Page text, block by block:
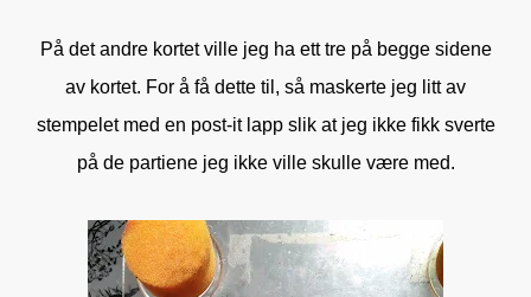
På det andre kortet ville jeg ha ett tre på begge sidene
av kortet. For å få dette til, så maskerte jeg litt av
stempelet med en post-it lapp slik at jeg ikke fikk sverte
på de partiene jeg ikke ville skulle være med.